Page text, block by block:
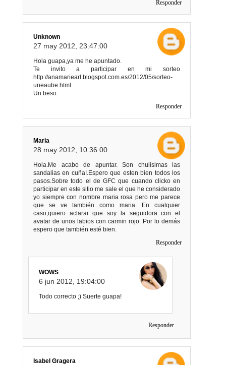
Responder
Unknown
27 may 2012, 23:47:00
Hola guapa,ya me he apuntado.
Te invito a participar en mi sorteo
http://anamariearl.blogspot.com.es/2012/05/sorteo-
uneaube.html
Un beso.
Responder
Maria
28 may 2012, 10:36:00
Hola.Me acabo de apuntar. Son chulisimas las
sandalias en cuña!.Espero que esten bien todos los
pasos.Sobre todo el de GFC que cuando clicko en
participar en este sitio me sale el que he considerado
yo siempre con nombre maria rosa pero me parece
que se ve también como maria. En cualquier
caso,quiero aclarar que soy la seguidora con el
avatar de unos labios con carmin rojo. Por lo demás
espero que también esté bien.
Responder
WOWS
6 jun 2012, 19:04:00
Todo correcto ;) Suerte guapa!
Responder
Isabel Gragera